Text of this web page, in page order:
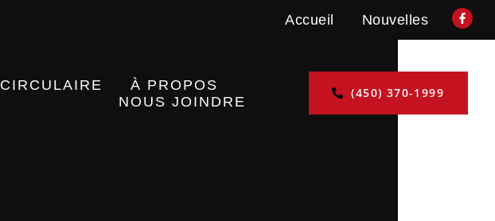
Accueil Nouvelles
CIRCULAIRE
À PROPOS
NOUS JOINDRE
(450) 370-1999